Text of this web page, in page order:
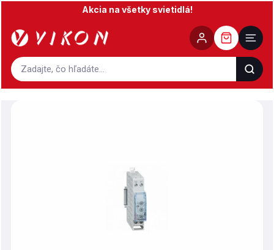
obsah
Akcia na všetky svietidlá!